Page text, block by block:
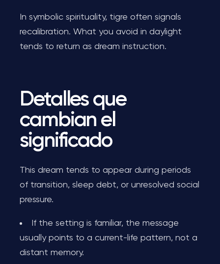
In symbolic spirituality, tigre often signals
recalibration. What you avoid in daylight
tends to return as dream instruction.
Detalles que
cambian el
significado
This dream tends to appear during periods
of transition, sleep debt, or unresolved social
pressure.
If the setting is familiar, the message
usually points to a current-life pattern, not a
distant memory.